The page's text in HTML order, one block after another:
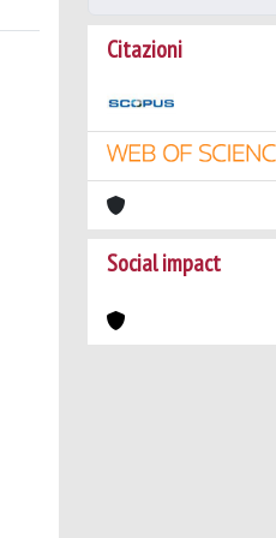
Citazioni
Social impact